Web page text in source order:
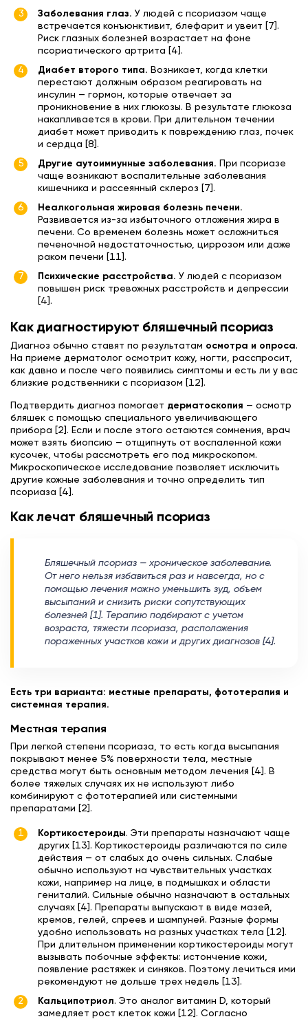
Заболевания глаз. У людей с псориазом чаще
встречается конъюнктивит, блефарит и увеит [7].
Риск глазных болезней возрастает на фоне
псориатического артрита [4].
Диабет второго типа. Возникает, когда клетки
перестают должным образом реагировать на
инсулин — гормон, которые отвечает за
проникновение в них глюкозы. В результате глюкоза
накапливается в крови. При длительном течении
диабет может приводить к повреждению глаз, почек
и сердца [8].
Другие аутоиммунные заболевания. При псориазе
чаще возникают воспалительные заболевания
кишечника и рассеянный склероз [7].
Неалкогольная жировая болезнь печени.
Развивается из-за избыточного отложения жира в
печени. Со временем болезнь может осложниться
печеночной недостаточностью, циррозом или даже
раком печени [11].
Психические расстройства. У людей с псориазом
повышен риск тревожных расстройств и депрессии
[4].
Как диагностируют бляшечный псориаз
Диагноз обычно ставят по результатам осмотра и опроса.
На приеме дерматолог осмотрит кожу, ногти, расспросит,
как давно и после чего появились симптомы и есть ли у вас
близкие родственники с псориазом [12].
Подтвердить диагноз помогает дерматоскопия — осмотр
бляшек с помощью специального увеличивающего
прибора [2]. Если и после этого остаются сомнения, врач
может взять биопсию — отщипнуть от воспаленной кожи
кусочек, чтобы рассмотреть его под микроскопом.
Микроскопическое исследование позволяет исключить
другие кожные заболевания и точно определить тип
псориаза [4].
Как лечат бляшечный псориаз
Бляшечный псориаз — хроническое заболевание.
От него нельзя избавиться раз и навсегда, но с
помощью лечения можно уменьшить зуд, объем
высыпаний и снизить риски сопутствующих
болезней [1]. Терапию подбирают с учетом
возраста, тяжести псориаза, расположения
пораженных участков кожи и других диагнозов [4].
Есть три варианта: местные препараты, фототерапия и
системная терапия.
Местная терапия
При легкой степени псориаза, то есть когда высыпания
покрывают менее 5% поверхности тела, местные
средства могут быть основным методом лечения [4]. В
более тяжелых случаях их не используют либо
комбинируют с фототерапией или системными
препаратами [2].
Кортикостероиды. Эти препараты назначают чаще
других [13]. Кортикостероиды различаются по силе
действия — от слабых до очень сильных. Слабые
обычно используют на чувствительных участках
кожи, например на лице, в подмышках и области
гениталий. Сильные обычно назначают в остальных
случаях [4]. Препараты выпускают в виде мазей,
кремов, гелей, спреев и шампуней. Разные формы
удобно использовать на разных участках тела [12].
При длительном применении кортикостероиды могут
вызывать побочные эффекты: истончение кожи,
появление растяжек и синяков. Поэтому лечиться ими
рекомендуют не дольше трех недель [13].
Кальципотриол. Это аналог витамин D, который
замедляет рост клеток кожи [12]. Согласно